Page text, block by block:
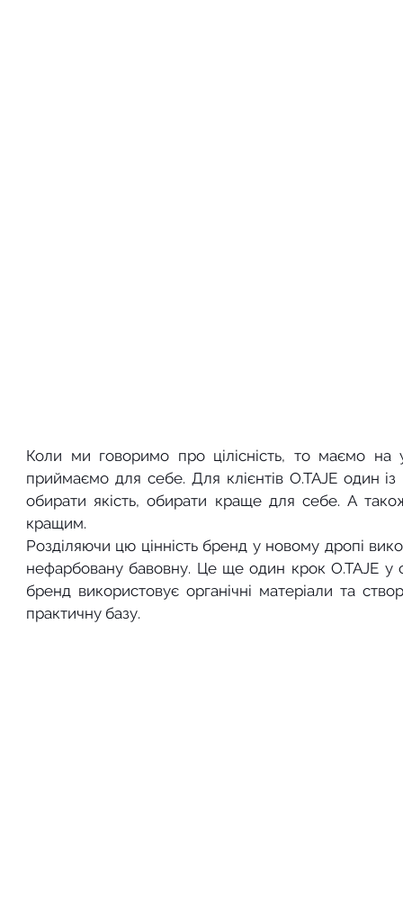
Коли ми говоримо про цілісність, то маємо на
приймаємо для себе. Для клієнтів O.TAJE один
обирати якість, обирати краще для себе. А
кращим.
Розділяючи цю цінність бренд у новому дропі
нефарбовану бавовну. Це ще один крок O.TAJE у
бренд використовує органічні матеріали та
практичну базу.